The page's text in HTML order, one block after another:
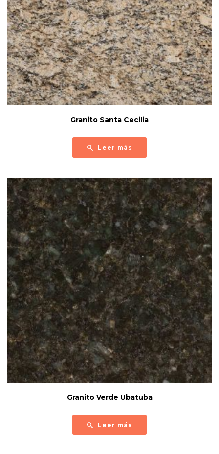
Granito Santa Cecilia
Leer más
Granito Verde Ubatuba
Leer más